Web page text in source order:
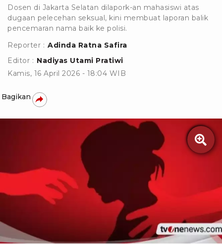
Dosen di Jakarta Selatan dilapork-an mahasiswi atas
dugaan pelecehan seksual, kini membuat laporan balik
pencemaran nama baik ke polisi.
Reporter : Adinda Ratna Safira
Editor : Nadiyas Utami Pratiwi
Kamis, 16 April 2026 - 18:04 WIB
Bagikan

Dokumentasi tvOnenews.com